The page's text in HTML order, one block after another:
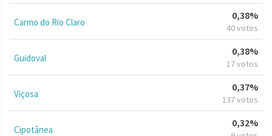
Carmo do Rio Claro
0,38%
40 votos
Guidoval
0,38%
17 votos
Viçosa
0,37%
137 votos
Cipotânea
0,32%